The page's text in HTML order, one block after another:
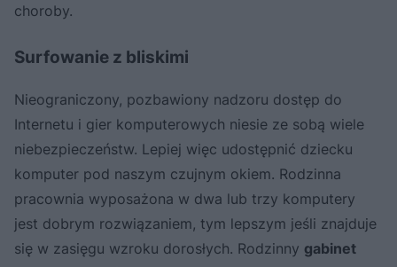
choroby.
Surfowanie z bliskimi
Nieograniczony, pozbawiony nadzoru dostęp do
Internetu i gier komputerowych niesie ze sobą wiele
niebezpieczeństw. Lepiej więc udostępnić dziecku
komputer pod naszym czujnym okiem. Rodzinna
pracownia wyposażona w dwa lub trzy komputery
jest dobrym rozwiązaniem, tym lepszym jeśli znajduje
się w zasięgu wzroku dorosłych. Rodzinny gabinet